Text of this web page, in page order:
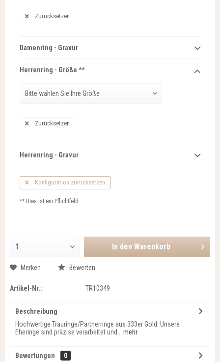
Zurücksetzen
Damenring - Gravur
Herrenring - Größe **
Zurücksetzen
Herrenring - Gravur
Konfiguration zurücksetzen
** Dies ist ein Pflichtfeld.
In den Warenkorb
Merken Bewerten
Artikel-Nr.: TR10349
Beschreibung
Hochwertige Trauringe/Partnerringe aus 333er Gold. Unsere
Eheringe sind präzise verarbeitet und...
mehr
Bewertungen
0